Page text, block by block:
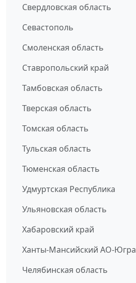
Свердловская область
Севастополь
Смоленская область
Ставропольский край
Тамбовская область
Тверская область
Томская область
Тульская область
Тюменская область
Удмуртская Республика
Ульяновская область
Хабаровский край
Ханты-Мансийский АО-Югра
Челябинская область